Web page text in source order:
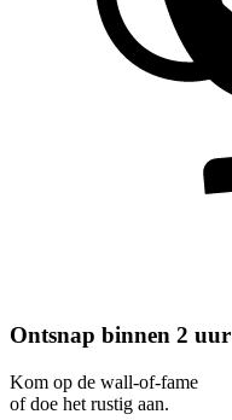
Ontsnap binnen 2 uur
Kom op de wall-of-fame
of doe het rustig aan.